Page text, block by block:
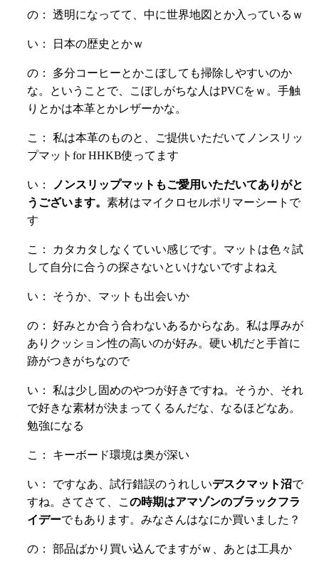
の： 透明になってて、中に世界地図とか入っているｗ
い： 日本の歴史とかｗ
の： 多分コーヒーとかこぼしても掃除しやすいのか
な。ということで、こぼしがちな人はPVCをｗ。手触
りとかは本革とかレザーかな。
こ： 私は本革のものと、ご提供いただいてノンスリッ
プマットfor HHKB使ってます
い：
ノンスリップマットもご愛用いただいてありがと
うございます。 素材はマイクロセルポリマーシートで
す
こ： カタカタしなくていい感じです。マットは色々試
して自分に合うの探さないといけないですよねえ
い： そうか、マットも出会いか
の： 好みとか合う合わないあるからなあ。私は厚みが
ありクッション性の高いのが好み。硬い机だと手首に
跡がつきがちなので
い： 私は少し固めのやつが好きですね。そうか、それ
で好きな素材が決まってくるんだな、なるほどなあ。
勉強になる
こ： キーボード環境は奥が深い
い： ですなあ、試行錯誤のうれしいデスクマット沼で
すね。さてさて、こ の時期はアマゾンのブラックフラ
イデーでもあります。みなさんはなにか買いました？
の： 部品ばかり買い込んでますがｗ、あとは工具か